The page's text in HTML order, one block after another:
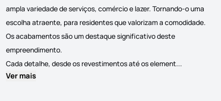
ampla variedade de serviços, comércio e lazer. Tornando-o uma
escolha atraente, para residentes que valorizam a comodidade.
Os acabamentos são um destaque significativo deste
empreendimento.
Cada detalhe, desde os revestimentos até os element...
Ver mais